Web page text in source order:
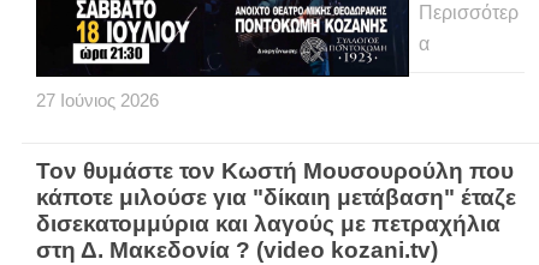
Περισσότερ
α
27 Ιούνιος 2026
Τον θυμάστε τον Κωστή Μουσουρούλη που
κάποτε μιλούσε για "δίκαιη μετάβαση" έταζε
δισεκατομμύρια και λαγούς με πετραχήλια
στη Δ. Μακεδονία ? (video kozani.tv)